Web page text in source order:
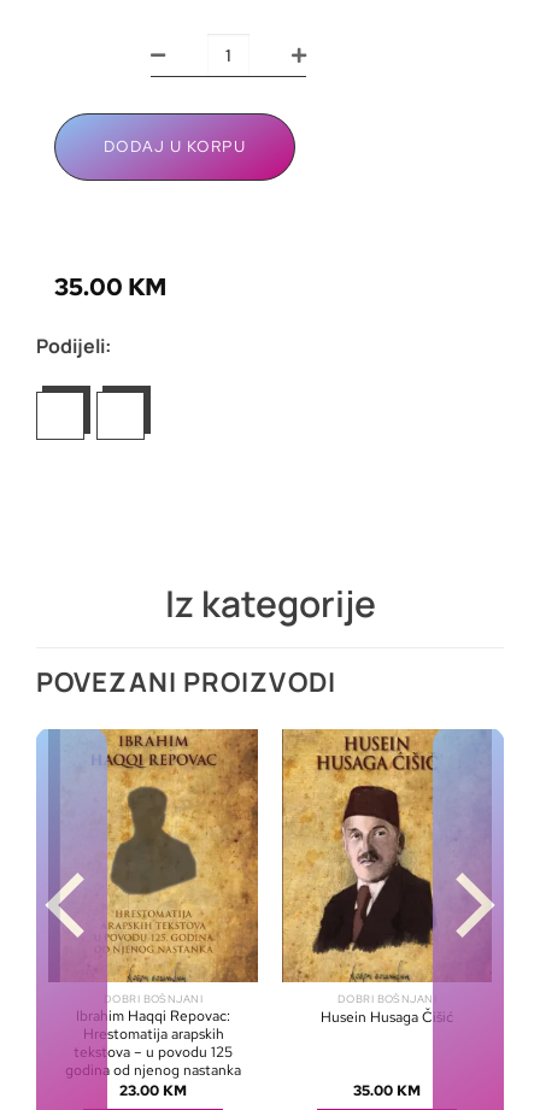
DODAJ U KORPU
35.00 KM
Podijeli:
Iz kategorije
POVEZANI PROIZVODI
DOBRI BOŠNJANI
Ibrahim Haqqi Repovac:
Hrestomatija arapskih
tekstova – u povodu 125
godina od njenog nastanka
23.00 KM
DOBRI BOŠNJANI
Husein Husaga Čišić
35.00 KM